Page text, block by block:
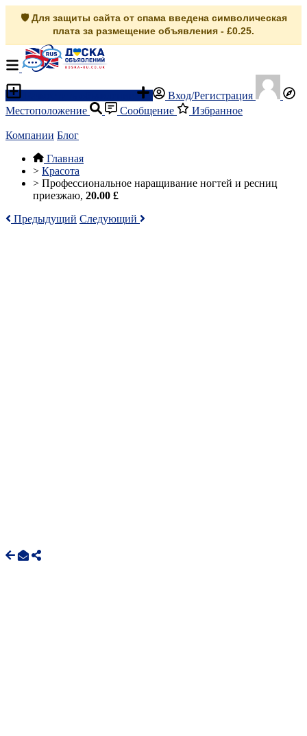
🛡️ Для защиты сайта от спама введена символическая
плата за размещение объявления - £0.25.
Вход/Регистрация
Местоположение
Сообщение Избранное
Компании Блог
Главная
> Красота
> Профессиональное наращивание ногтей и ресниц
приезжаю, 20.00 £
Предыдущий Следующий